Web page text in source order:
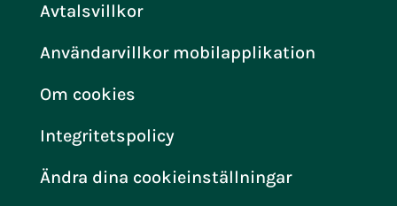
Avtalsvillkor
Användarvillkor mobilapplikation
Om cookies
Integritetspolicy
Ändra dina cookieinställningar